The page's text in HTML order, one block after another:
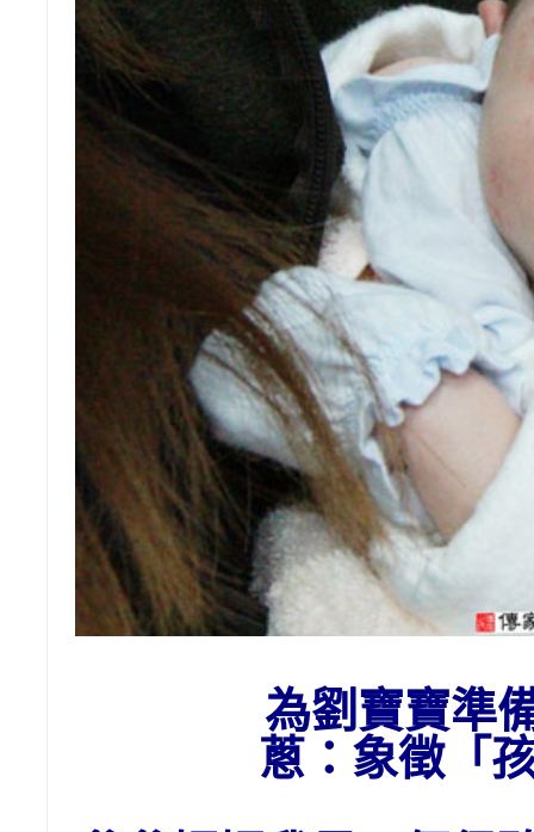
為劉寶寶準
蔥：象徵「